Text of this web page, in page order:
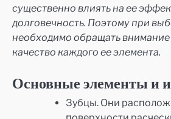
существенно влиять на ее
долговечность. Поэтому при
необходимо обращать внимание
качество каждого ее элемента.
Основные элементы и
Зубцы. Они